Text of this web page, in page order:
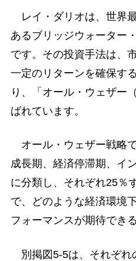
レイ・ダリオは、世界
あるブリッジウォーター
です。その投資手法は、
一定のリターンを確保す
り、「オール・ウェザー
ばれています。
オール・ウェザー戦略
成長期、経済停滞期、イ
に分類し、それぞれ25％
で、どのような経済環境
フォーマンスが期待でき
別掲図5-5は、それぞれ